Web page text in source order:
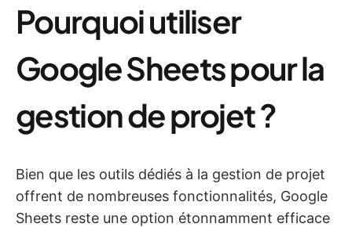
Pourquoi utiliser
Google Sheets pour la
gestion de projet ?
Bien que les outils dédiés à la gestion de projet
offrent de nombreuses fonctionnalités, Google
Sheets reste une option étonnamment efficace